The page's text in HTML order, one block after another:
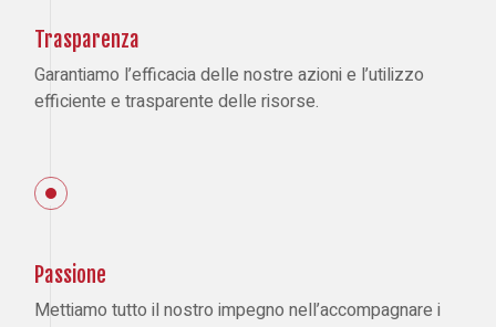
Trasparenza
Garantiamo l’efficacia delle nostre azioni e l’utilizzo
efficiente e trasparente delle risorse.
Passione
Mettiamo tutto il nostro impegno nell’accompagnare i